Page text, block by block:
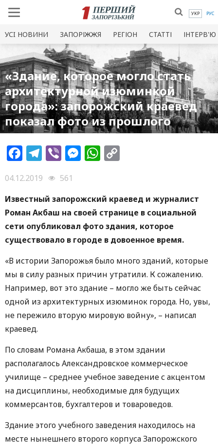
УКР РУС
УСI НОВИНИ ЗАПОРІЖЖЯ РЕГІОН СТАТТІ ІНТЕРВ'Ю
«Здание, которое могло стать
архитектурной изюминкой
города»: запорожский краевед
показал фото из прошлого
Facebook
Telegram
ViberMessenger
WhatsApp
04.12.2019
561
Известный запорожский краевед и журналист
Роман Акбаш на своей странице в социальной
сети опубликовал фото здания, которое
существовало в городе в довоенное время.
«В истории Запорожья было много зданий, которые
мы в силу разных причин утратили. К сожалению.
Например, вот это здание – могло же быть сейчас
одной из архитектурных изюминок города. Но, увы,
не пережило вторую мировую войну», – написал
краевед.
По словам Романа Акбаша, в этом здании
располагалось Александровское коммерческое
училище – среднее учебное заведение с акцентом
на дисциплины, необходимые для будущих
коммерсантов, бухгалтеров и товароведов.
Здание этого учебного заведения находилось на
месте нынешнего второго корпуса Запорожского